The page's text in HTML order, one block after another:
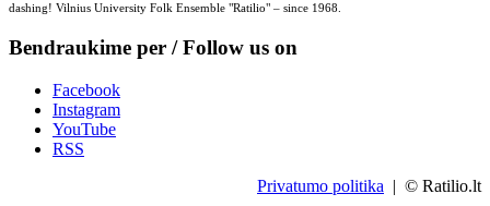
dashing! Vilnius University Folk Ensemble "Ratilio" – since 1968.
Bendraukime per / Follow us on
Facebook
Instagram
YouTube
RSS
Privatumo politika | © Ratilio.lt